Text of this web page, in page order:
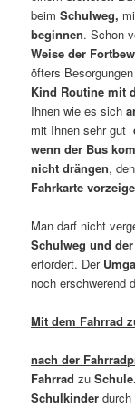
beimSchulweg,
beginnen. Schon
Weise der
öfters
Kind Routine mit
Ihnen wie es sich
mit Ihnen sehr gut
wenn der Bus
nicht drängen,
Fahrkarte
Man darf nicht
Schulweg und
erfordert. Der
noch erschwerend
Mit dem Fahrrad
nach der
Fahrrad zuSchule.
Schulkinder